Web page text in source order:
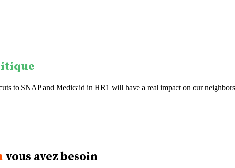
to SNAP and Medicaid in HR1 will have a real impact on our
vous avez besoin